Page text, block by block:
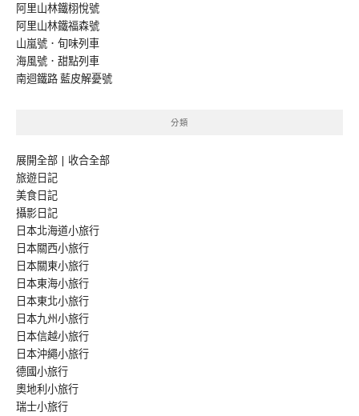
阿里山林鐵栩悅號
阿里山林鐵福森號
山嵐號．旬味列車
海風號．甜點列車
南迴鐵路 藍皮解憂號
分類
展開全部 | 收合全部
旅遊日記
美食日記
攝影日記
日本北海道小旅行
日本關西小旅行
日本關東小旅行
日本東海小旅行
日本東北小旅行
日本九州小旅行
日本信越小旅行
日本沖繩小旅行
德國小旅行
奧地利小旅行
瑞士小旅行